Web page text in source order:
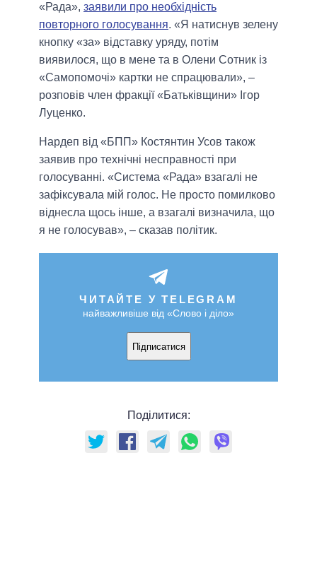
«Рада», заявили про необхідність
повторного голосування. «Я натиснув зелену
кнопку «за» відставку уряду, потім
виявилося, що в мене та в Олени Сотник із
«Самопомочі» картки не спрацювали», –
розповів член фракції «Батьківщини» Ігор
Луценко.
Нардеп від «БПП» Костянтин Усов також
заявив про технічні несправності при
голосуванні. «Система «Рада» взагалі не
зафіксувала мій голос. Не просто помилково
віднесла щось інше, а взагалі визначила, що
я не голосував», – сказав політик.
ЧИТАЙТЕ У TELEGRAM
найважливіше від «Слово і діло»
Підписатися
Поділитися: